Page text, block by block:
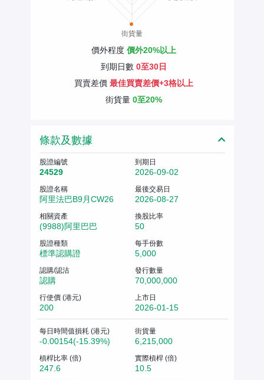
街貨量
價外程度 價外20%以上
到期日數 0至30日
買賣差價 最佳買賣差價+3格以上
街貨量 0至20%
條款及數據
股證編號
24529
到期日
2026-09-02
股證名稱
阿里法巴B9月CW26
最後交易日
2026-08-27
相關資產
(9988)阿里巴巴
換股比率
50
股證種類
標準認購證
每手份數
5,000
認購/認沽
認購
發行數量
70,000,000
行使價 (港元)
200
上市日
2026-01-15
每日時間值損耗 (港元)
-0.00154(-15.39%)
街貨量
6,215,000
槓桿比率 (倍)
247.6
實際槓桿 (倍)
10.5